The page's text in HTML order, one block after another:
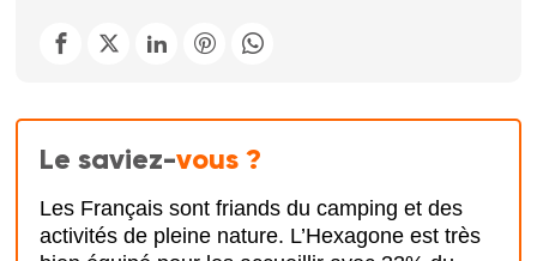
Le saviez-vous ?
Les Français sont friands du camping et des
activités de pleine nature. L’Hexagone est très